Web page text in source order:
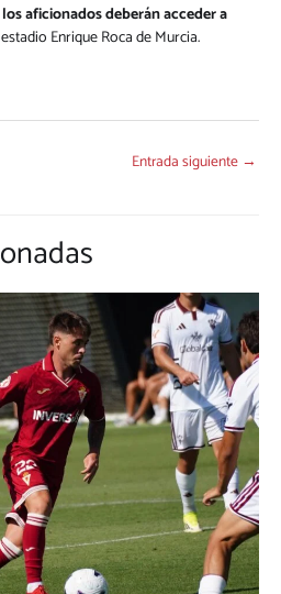
los aficionados deberán acceder a
Enrique Roca de Murcia.
Entrada siguiente →